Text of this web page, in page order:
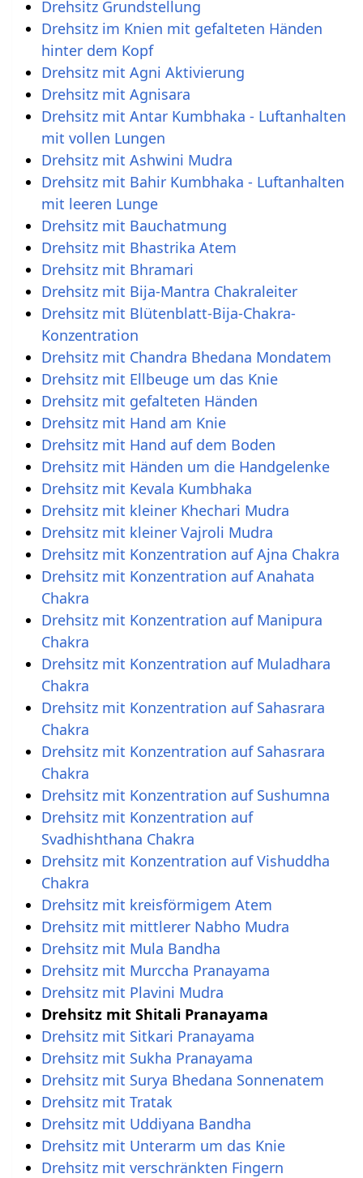
Drehsitz Grundstellung
Drehsitz im Knien mit gefalteten Händen
hinter dem Kopf
Drehsitz mit Agni Aktivierung
Drehsitz mit Agnisara
Drehsitz mit Antar Kumbhaka - Luftanhalten
mit vollen Lungen
Drehsitz mit Ashwini Mudra
Drehsitz mit Bahir Kumbhaka - Luftanhalten
mit leeren Lunge
Drehsitz mit Bauchatmung
Drehsitz mit Bhastrika Atem
Drehsitz mit Bhramari
Drehsitz mit Bija-Mantra Chakraleiter
Drehsitz mit Blütenblatt-Bija-Chakra-
Konzentration
Drehsitz mit Chandra Bhedana Mondatem
Drehsitz mit Ellbeuge um das Knie
Drehsitz mit gefalteten Händen
Drehsitz mit Hand am Knie
Drehsitz mit Hand auf dem Boden
Drehsitz mit Händen um die Handgelenke
Drehsitz mit Kevala Kumbhaka
Drehsitz mit kleiner Khechari Mudra
Drehsitz mit kleiner Vajroli Mudra
Drehsitz mit Konzentration auf Ajna Chakra
Drehsitz mit Konzentration auf Anahata
Chakra
Drehsitz mit Konzentration auf Manipura
Chakra
Drehsitz mit Konzentration auf Muladhara
Chakra
Drehsitz mit Konzentration auf Sahasrara
Chakra
Drehsitz mit Konzentration auf Sahasrara
Chakra
Drehsitz mit Konzentration auf Sushumna
Drehsitz mit Konzentration auf
Svadhishthana Chakra
Drehsitz mit Konzentration auf Vishuddha
Chakra
Drehsitz mit kreisförmigem Atem
Drehsitz mit mittlerer Nabho Mudra
Drehsitz mit Mula Bandha
Drehsitz mit Murccha Pranayama
Drehsitz mit Plavini Mudra
Drehsitz mit Shitali Pranayama
Drehsitz mit Sitkari Pranayama
Drehsitz mit Sukha Pranayama
Drehsitz mit Surya Bhedana Sonnenatem
Drehsitz mit Tratak
Drehsitz mit Uddiyana Bandha
Drehsitz mit Unterarm um das Knie
Drehsitz mit verschränkten Fingern